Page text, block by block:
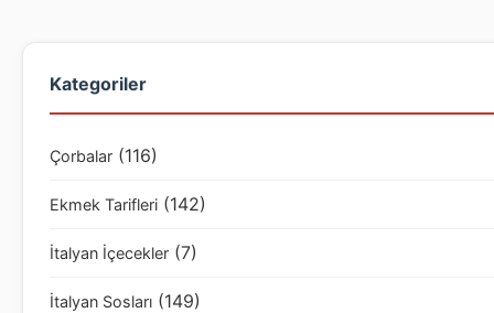
Kategoriler
Çorbalar (116)
Ekmek Tarifleri (142)
İtalyan İçecekler (7)
İtalyan Sosları (149)